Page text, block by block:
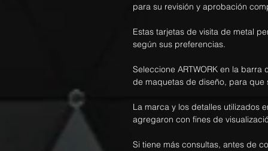
para su revisión y aprobación
Estas tarjetas de visita de metal
según sus preferencias.
Seleccione ARTWORK en la
de maquetas de diseño, para que
La marca y los detalles utilizados
agregaron con fines de
Si tiene más consultas, antes de